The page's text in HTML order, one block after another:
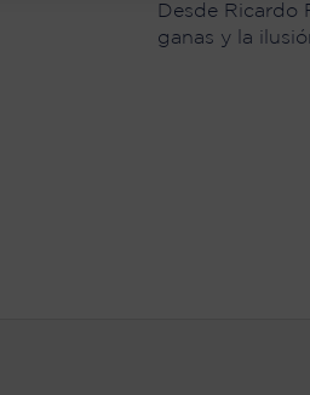
Desde Ricardo
ganas y la